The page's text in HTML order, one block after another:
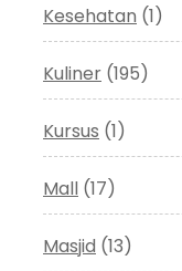
Kesehatan (1)
Kuliner (195)
Kursus (1)
Mall (17)
Masjid (13)